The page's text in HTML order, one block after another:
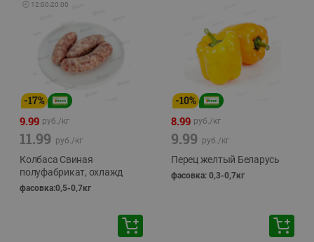
🕘 12:00-20:00
-17%
9.99 руб./кг
11.99 руб./кг
Колбаса Свиная
полуфабрикат, охлажд
фасовка:0,5-0,7кг
-10%
8.99 руб./кг
9.99 руб./кг
Перец желтый Беларусь
фасовка: 0,3-0,7кг